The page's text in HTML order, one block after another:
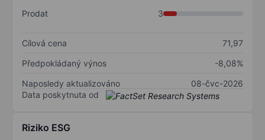
Prodat
3
Cílová cena
71,97
Předpokládaný výnos
-8,08%
Naposledy aktualizováno
08-čvc-2026
Data poskytnuta od
Riziko ESG